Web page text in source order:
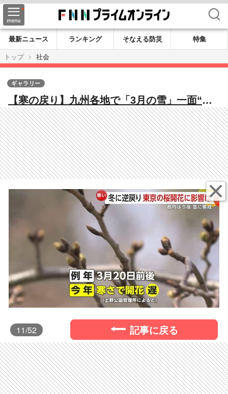
検索
最新ニュース ランキング そなえる防災
特集
トップ
社会
【寒の戻り】九州各地で「3月の雪」一面“銀
世界”に…今夜から東京でも雪予想で桜の開花
に影響は？中央道一部で“予防的通行止め”か
ギャラリー
11/52 記事に戻る